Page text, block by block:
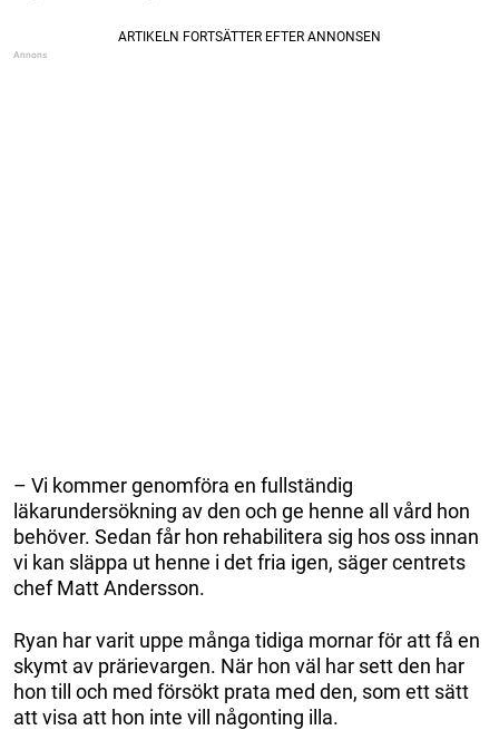
– Vi kommer genomföra en fullständig
läkarundersökning av den och ge henne all vård hon
behöver. Sedan får hon rehabilitera sig hos oss innan
vi kan släppa ut henne i det fria igen, säger centrets
chef Matt Andersson.
Ryan har varit uppe många tidiga mornar för att få en
skymt av prärievargen. När hon väl har sett den har
hon till och med försökt prata med den, som ett sätt
att visa att hon inte vill någonting illa.